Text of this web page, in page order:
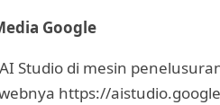
Google
Studio di mesin
https://